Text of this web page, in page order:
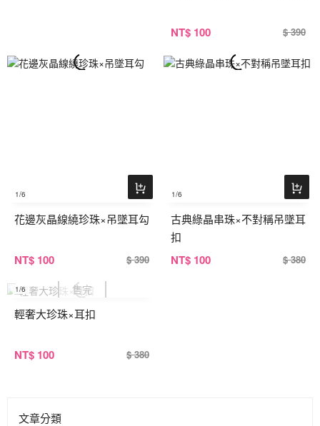
NT$ 100 $ 390
1/6
花邊灰晶線繞珍珠×吊墜耳勾
NT$ 100 $ 390
1/6
古典綠晶串珠×不對稱吊墜耳
扣
NT$ 100 $ 380
1/6
輕奢大珍珠×耳扣
NT$ 100 $ 380
文章分類